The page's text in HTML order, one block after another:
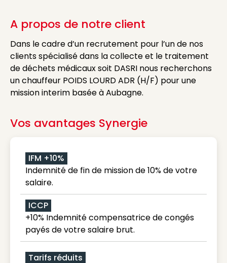
A propos de notre client
Dans le cadre d’un recrutement pour l’un de nos
clients spécialisé dans la collecte et le traitement
de déchets médicaux soit DASRI nous recherchons
un chauffeur POIDS LOURD ADR (H/F) pour une
mission interim basée à Aubagne.
Vos avantages Synergie
IFM +10%
Indemnité de fin de mission de 10% de votre
salaire.
ICCP
+10% Indemnité compensatrice de congés
payés de votre salaire brut.
Tarifs réduits